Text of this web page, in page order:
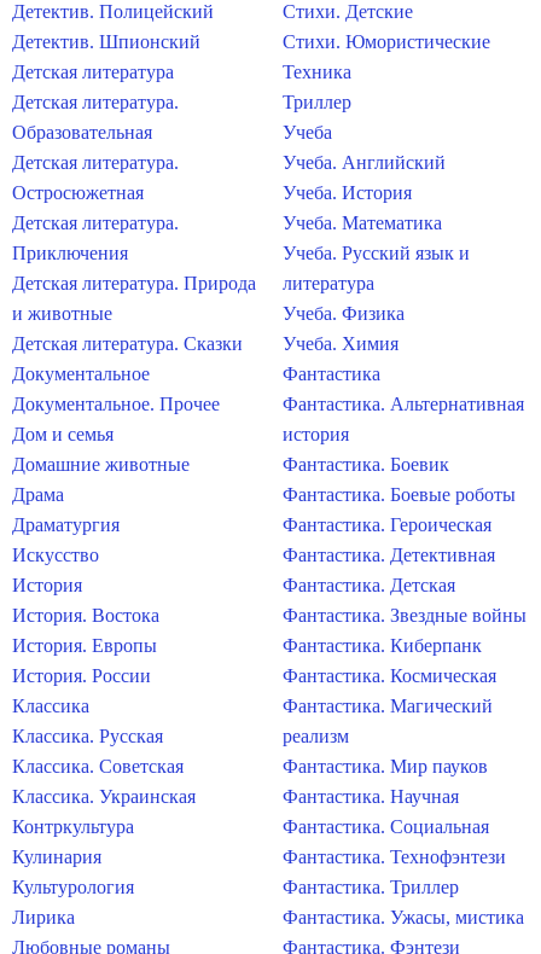
Детектив. Полицейский
Детектив. Шпионский
Детская литература
Детская литература.
Образовательная
Детская литература.
Остросюжетная
Детская литература.
Приключения
Детская литература. Природа
и животные
Детская литература. Сказки
Документальное
Документальное. Прочее
Дом и семья
Домашние животные
Драма
Драматургия
Искусство
История
История. Востока
История. Европы
История. России
Классика
Классика. Русская
Классика. Советская
Классика. Украинская
Контркультура
Кулинария
Культурология
Лирика
Любовные романы
Стихи. Детские
Стихи. Юмористические
Техника
Триллер
Учеба
Учеба. Английский
Учеба. История
Учеба. Математика
Учеба. Русский язык и
литература
Учеба. Физика
Учеба. Химия
Фантастика
Фантастика. Альтернативная
история
Фантастика. Боевик
Фантастика. Боевые роботы
Фантастика. Героическая
Фантастика. Детективная
Фантастика. Детская
Фантастика. Звездные войны
Фантастика. Киберпанк
Фантастика. Космическая
Фантастика. Магический
реализм
Фантастика. Мир пауков
Фантастика. Научная
Фантастика. Социальная
Фантастика. Технофэнтези
Фантастика. Триллер
Фантастика. Ужасы, мистика
Фантастика. Фэнтези